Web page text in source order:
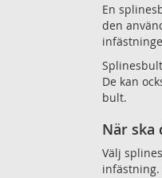
En
den
De kan
bult.
När ska
Välj